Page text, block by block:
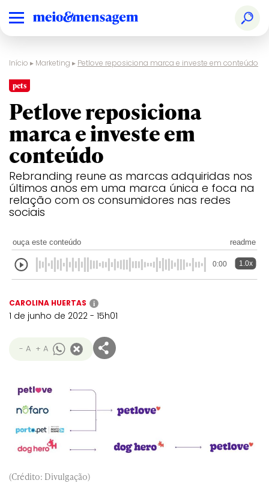
Início ▸ Marketing ▸ Petlove reposiciona marca e investe em conteúdo
pets
Petlove reposiciona
marca e investe em
conteúdo
Rebranding reune as marcas adquiridas nos
últimos anos em uma marca única e foca na
relação com os consumidores nas redes
sociais
ouça este conteúdo readme
0:00 1.0x
CAROLINA HUERTAS i
1 de junho de 2022 - 15h01
- A + A
(Crédito: Divulgação)